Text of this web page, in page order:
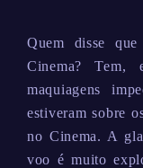
Quem disse
Cinema? Tem,
maquiagens
estiveram sobre
no Cinema. A
voo é muito